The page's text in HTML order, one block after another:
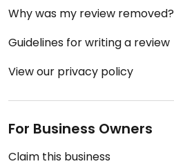
Why was my review removed?
Guidelines for writing a review
View our privacy policy
For Business Owners
Claim this business